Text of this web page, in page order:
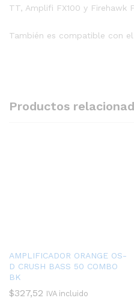
TT, Amplifi FX100 y Firehawk
También es compatible con el
Productos
AMPLIFICADOR ORANGE OS-
D CRUSH BASS 50 COMBO
BK
$327,52 IVA incluido